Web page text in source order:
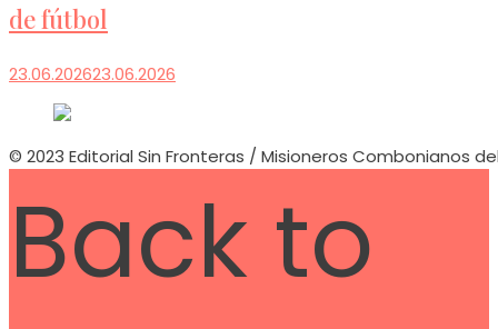
de fútbol
23.06.202623.06.2026
© 2023 Editorial Sin Fronteras / Misioneros Combonianos
Back to